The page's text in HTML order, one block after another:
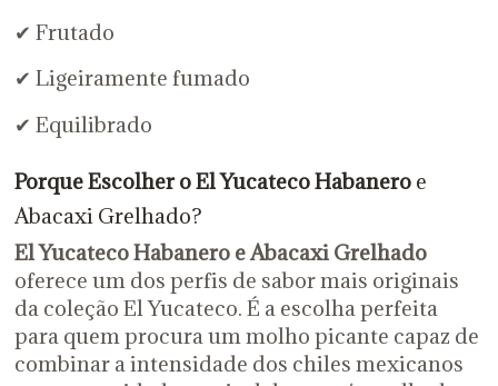
✔ Frutado
✔ Ligeiramente fumado
✔ Equilibrado
Porque Escolher o El Yucateco Habanero e
Abacaxi Grelhado?
El Yucateco Habanero e Abacaxi Grelhado
oferece um dos perfis de sabor mais originais
da coleção El Yucateco. É a escolha perfeita
para quem procura um molho picante capaz de
combinar a intensidade dos chiles mexicanos